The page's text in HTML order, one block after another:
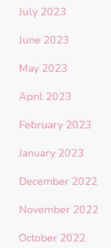
July 2023
June 2023
May 2023
April 2023
February 2023
January 2023
December 2022
November 2022
October 2022